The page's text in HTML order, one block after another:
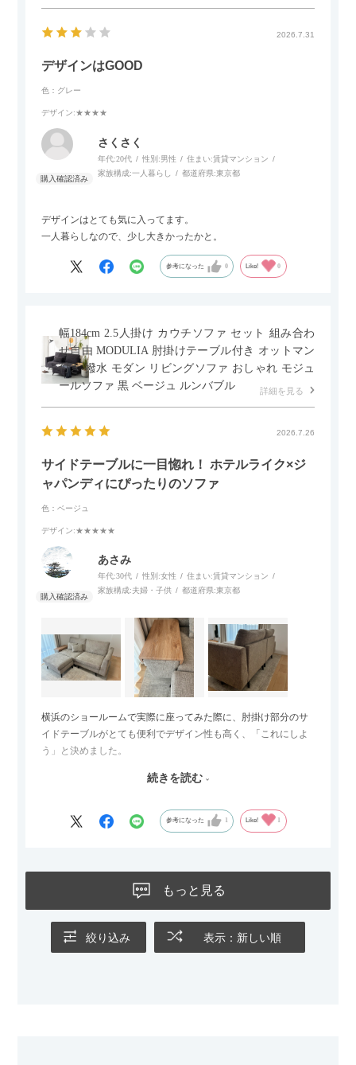
2026.7.31
デザインはGOOD
色：グレー
デザイン:★★★★
さくさく
年代:20代 性別:男性 住まい:賃貸マンション
家族構成:一人暮らし 都道府県:東京都
デザインはとても気に入ってます。
一人暮らしなので、少し大きかったかと。
参考になった 0 Like! 0
幅184cm 2.5人掛け カウチソファ セット 組み合わ
せ自由 MODULIA 肘掛けテーブル付き オットマン
付き 撥水 モダン リビングソファ おしゃれ モジュ
ールソファ 黒 ベージュ ルンバブル
詳細を見る
2026.7.26
サイドテーブルに一目惚れ！ ホテルライク×ジ
ャパンディにぴったりのソファ
色：ベージュ
デザイン:★★★★★
あさみ
年代:30代 性別:女性 住まい:賃貸マンション
家族構成:夫婦・子供 都道府県:東京都
横浜のショールームで実際に座ってみた際に、肘掛け部分のサ
イドテーブルがとても便利でデザイン性も高く、「これにしよ
う」と決めました。
サイズは2.5人掛けですが、幅184cmとコンパクトなので圧迫感
グとのバランスもぴったりで、リビング全体がすっきり見えま
ないのもお気に入りのポイントです。さらに、わが家はソファ
の後ろ側を通ることも多い間取りなので、背面まできれいに仕
ても美しく、空間の印象を損ないません。
続きを読む
参考になった Like!
もっと見る
絞り込み 表示：新しい順